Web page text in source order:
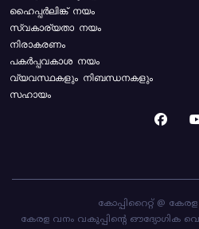
ഹൈപ്പർലിങ്ക് നയം
സ്വകാര്യതാ നയം
നിരാകരണം
പകർപ്പവകാശ നയം
വ്യവസ്ഥകളും നിബന്ധനകളും
സഹായം
കോപ്പിറൈറ്റ് @
കേരള വനം വകുപ്പിന്റെ ഔദ്യോഗിക